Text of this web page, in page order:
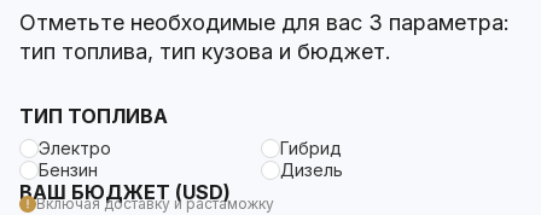
Отметьте необходимые для вас 3 параметра:
тип топлива, тип кузова и бюджет.
ТИП ТОПЛИВА
Электро
Гибрид
Бензин
Дизель
ВАШ БЮДЖЕТ (USD)
Включая доставку и растаможку